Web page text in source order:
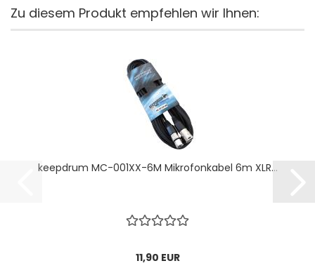
Zu diesem Produkt empfehlen wir Ihnen:
keepdrum MC-001XX-6M Mikrofonkabel 6m XLR...
11,90 EUR